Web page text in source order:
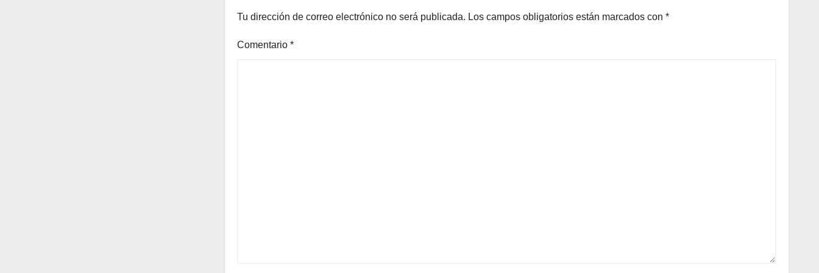
Tu dirección de correo electrónico no será publicada. Los campos obligatorios están marcados con *
Comentario *